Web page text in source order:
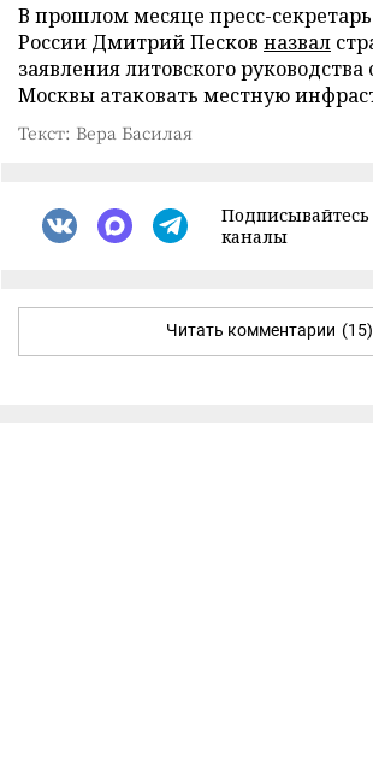
В прошлом месяце пресс-
России Дмитрий Песков назвал
заявления литовского руководства
Москвы атаковать местную
Текст: Вера Басилая
каналы
Читать комментарии (15)